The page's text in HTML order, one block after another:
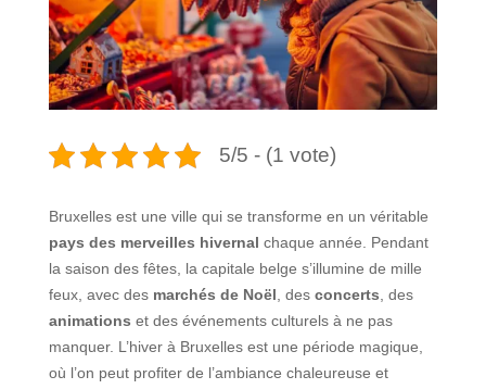
5/5 - (1 vote)
Bruxelles est une ville qui se transforme en un véritable
pays des merveilles hivernal chaque année. Pendant
la saison des fêtes, la capitale belge s’illumine de mille
feux, avec des marchés de Noël , des concerts , des
animations et des événements culturels à ne pas
manquer. L’hiver à Bruxelles est une période magique,
où l’on peut profiter de l’ambiance chaleureuse et